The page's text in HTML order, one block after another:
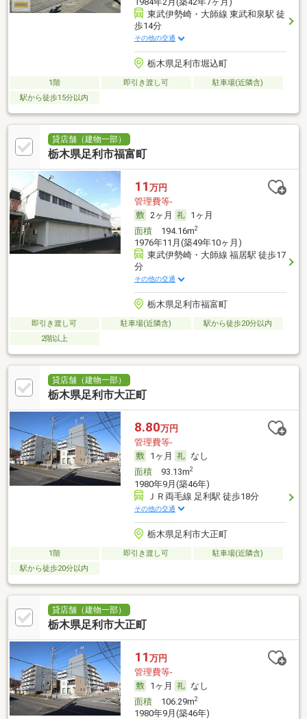
東武伊勢崎・大師線 東武和泉駅 徒
歩14分
その他の交通
栃木県足利市堀込町
1階 即引き渡し可
駐車場(近隣含)
駅から徒歩15分以内
貸店舗（建物一部）
栃木県足利市福富町
11 万円
管理費等-
2ヶ月
1ヶ月
面積194.16m2
1976年11月(築49年10ヶ月)
東武伊勢崎・大師線 福居駅 徒歩17
分
その他の交通
栃木県足利市福富町
即引き渡し可 駐車場(近隣含)
駅から徒歩20分以内
2階以上
貸店舗（建物一部）
栃木県足利市大正町
8.80万円
管理費等-
1ヶ月
なし
面積93.13m2
1980年9月(築46年)
ＪＲ両毛線 足利駅 徒歩18分
その他の交通
栃木県足利市大正町
1階 即引き渡し可
駐車場(近隣含)
駅から徒歩20分以内
貸店舗（建物一部）
栃木県足利市大正町
11 万円
管理費等-
1ヶ月
なし
面積106.29m2
1980年9月(築46年)